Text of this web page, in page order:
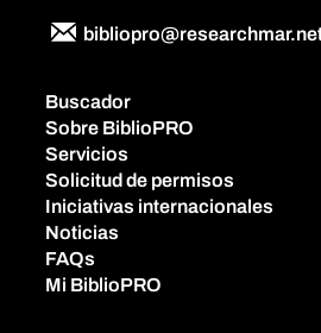
Buscador
Sobre BiblioPRO
Servicios
Solicitud de permisos
Iniciativas internacionales
Noticias
FAQs
Mi BiblioPRO